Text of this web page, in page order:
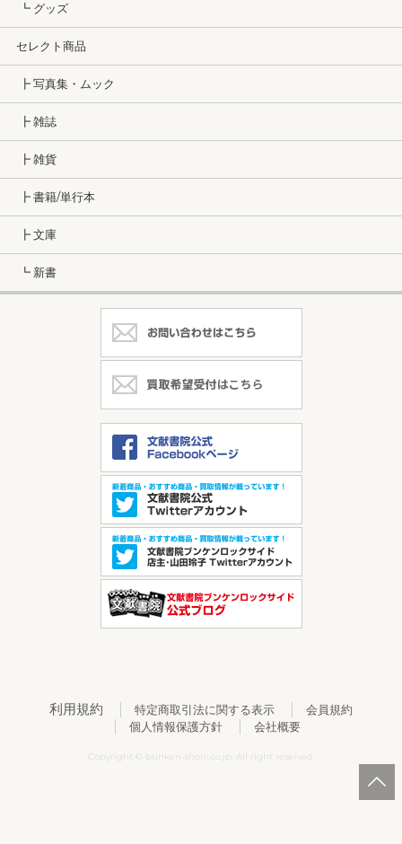
┗ グッズ
セレクト商品
┣ 写真集・ムック
┣ 雑誌
┣ 雑貨
┣ 書籍/単行本
┣ 文庫
┗ 新書
利用規約 特定商取引法に関する表示
会員規約
個人情報保護方針
会社概要
Copyright © bunken-shoin.co.jp. All right reserved.